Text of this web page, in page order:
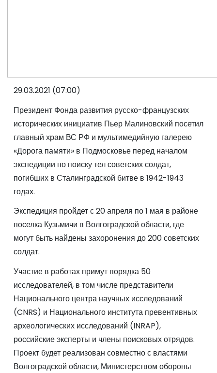
29.03.2021 (07:00)
Президент Фонда развития русско-французских
исторических инициатив Пьер Малиновский посетил
главный храм ВС РФ и мультимедийную галерею
«Дорога памяти» в Подмосковье перед началом
экспедиции по поиску тел советских солдат,
погибших в Сталинградской битве в 1942-1943
годах.
Экспедиция пройдет с 20 апреля по 1 мая в районе
поселка Кузьмичи в Волгоградской области, где
могут быть найдены захоронения до 200 советских
солдат.
Участие в работах примут порядка 50
исследователей, в том числе представители
Национального центра научных исследований
(CNRS) и Национального института превентивных
археологических исследований (INRAP),
российские эксперты и члены поисковых отрядов.
Проект будет реализован совместно с властями
Волгоградской области, Министерством обороны